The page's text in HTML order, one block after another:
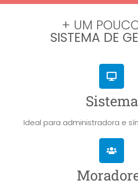
+ UM
SISTEMA DE
Sistema
Ideal para administradora e